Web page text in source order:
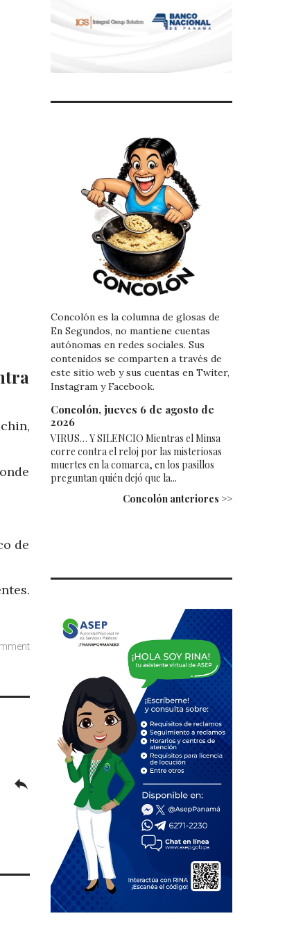
de
reply
Concolón es la columna de glosas de
En Segundos, no mantiene cuentas
autónomas en redes sociales. Sus
contenidos se comparten a través de
este sitio web y sus cuentas en Twiter,
Instagram y Facebook.
Concolón, jueves 6 de agosto de
2026
VIRUS… Y SILENCIO Mientras el Minsa
corre contra el reloj por las misteriosas
muertes en la comarca, en los pasillos
preguntan quién dejó que la...
Concolón anteriores >>